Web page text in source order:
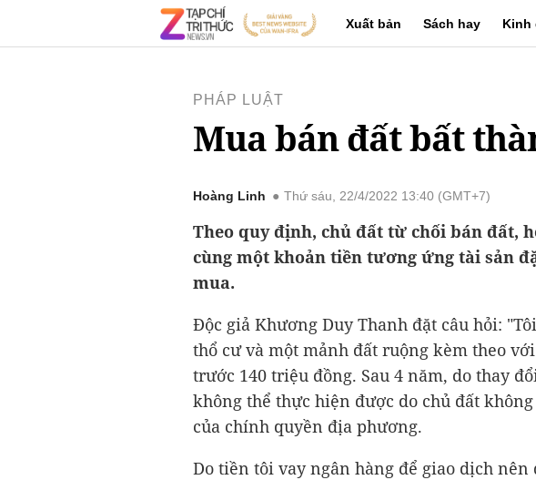
Xuất bản Sách hay Kinh
PHÁP LUẬT
Mua bán đất bất
Hoàng Linh Thứ sáu, 22/4/2022 13:40 (GMT+7)
Theo quy định, chủ đất từ chối bán đất,
cùng một khoản tiền tương ứng tài sản
mua.
Độc giả Khương Duy Thanh đặt câu hỏi:
thổ cư và một mảnh đất ruộng kèm theo
trước 140 triệu đồng. Sau 4 năm, do thay
không thể thực hiện được do chủ đất
của chính quyền địa phương.
Do tiền tôi vay ngân hàng để giao dịch nên